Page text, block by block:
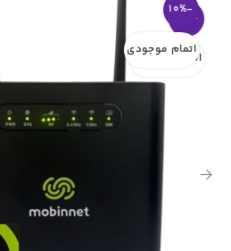
-10%
اتمام موجودی
-10%
اتمام موجودی